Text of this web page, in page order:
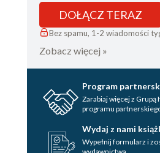
DOŁĄCZ TERAZ
Bez spamu, 1-2 wiadomości
Zobacz więcej »
Program
Zarabiaj więcej z Grupą
programu
Wydaj z nami
Wypełnij formularz i